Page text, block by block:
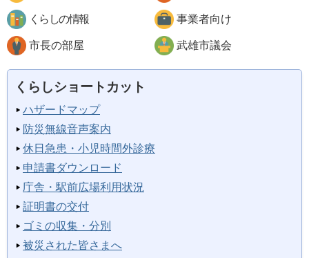
くらしの情報 事業者向け
市長の部屋 武雄市議会
くらしショートカット
ハザードマップ
防災無線音声案内
休日急患・小児時間外診療
申請書ダウンロード
庁舎・駅前広場利用状況
証明書の交付
ゴミの収集・分別
被災された皆さまへ